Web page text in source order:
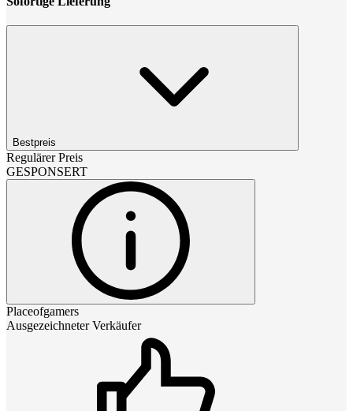
Bestpreis
Regulärer Preis
GESPONSERT
Placeofgamers
Ausgezeichneter Verkäufer